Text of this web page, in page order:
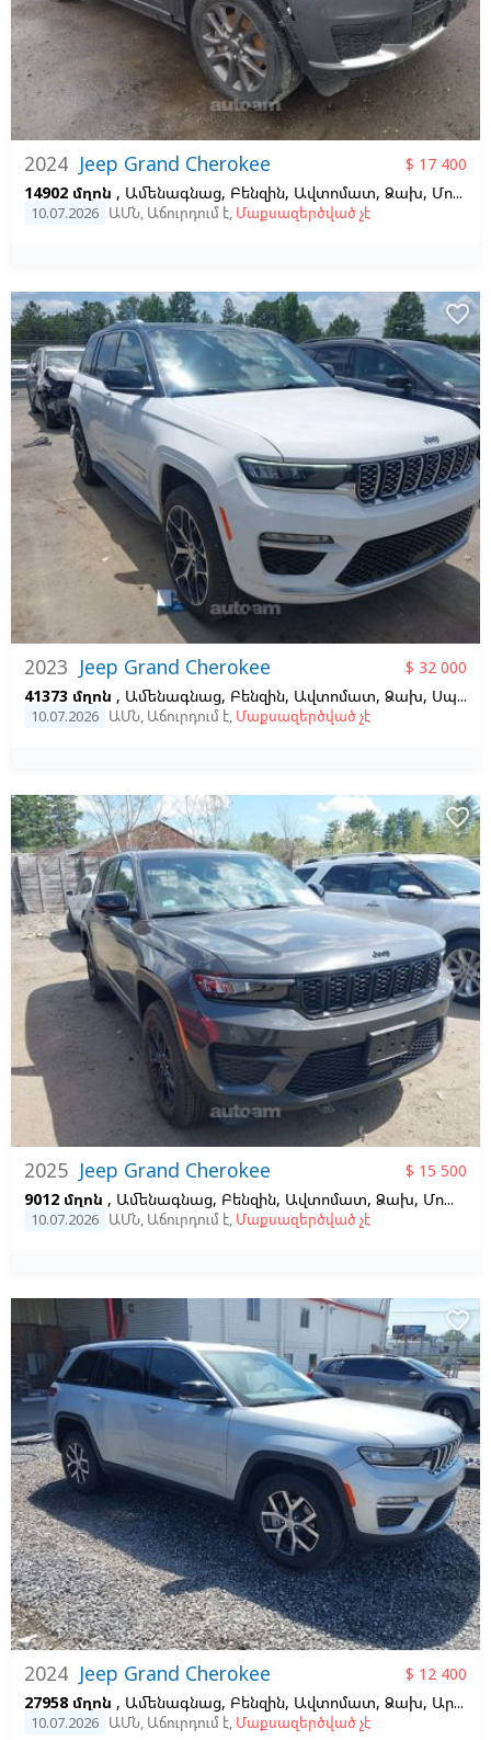
2024 Jeep Grand Cherokee
$ 17 400
14902 մղոն , Ամենագնաց, Բենզին, Ավտոմատ, Ձախ, Մոխրագույն
10.07.2026 ԱՄՆ, Աճուրդում է, Մաքսազերծված չէ
2023 Jeep Grand Cherokee
$ 32 000
41373 մղոն , Ամենագնաց, Բենզին, Ավտոմատ, Ձախ, Սպիտակ
10.07.2026 ԱՄՆ, Աճուրդում է, Մաքսազերծված չէ
favorite_border
2025 Jeep Grand Cherokee
$ 15 500
9012 մղոն , Ամենագնաց, Բենզին, Ավտոմատ, Ձախ, Մոխրագույն
10.07.2026 ԱՄՆ, Աճուրդում է, Մաքսազերծված չէ
favorite_border
2024 Jeep Grand Cherokee
$ 12 400
27958 մղոն , Ամենագնաց, Բենզին, Ավտոմատ, Ձախ, Արծաթագույն
10.07.2026 ԱՄՆ, Աճուրդում է, Մաքսազերծված չէ
favorite_border